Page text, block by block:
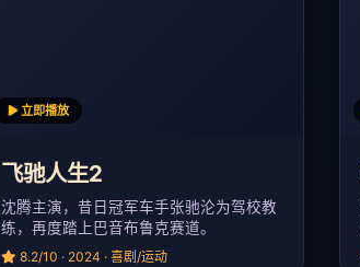
立即播放
飞驰人生2
沈腾主演，昔日冠军车手张驰沦为驾校教
练，再度踏上巴音布鲁克赛道。
8.2/10 · 2024 · 喜剧/运动